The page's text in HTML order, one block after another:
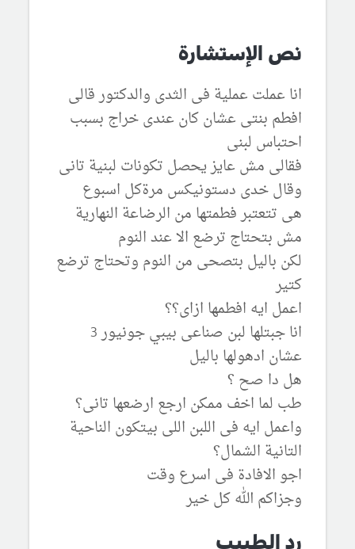
نص الإستشارة
انا عملت عملية فى الثدى والدكتور قالى
افطم بنتى عشان كان عندى خراج بسبب
احتباس لبنى
فقالى مش عايز يحصل تكونات لبنية تانى
وقال خدى دستونيكس مرةكل اسبوع
هى تتعتبر فطمتها من الرضاعة النهارية
مش بتحتاج ترضع الا عند النوم
لكن باليل بتصحى من النوم وتحتاج ترضع
كتير
اعمل ايه افطمها ازاى؟؟
انا جبتلها لبن صناعى بيبي جونيور 3
عشان ادهولها باليل
هل دا صح ؟
طب لما اخف ممكن ارجع ارضعها تانى؟
واعمل ايه فى اللبن اللى بيتكون الناحية
التانية الشمال؟
اجو الافادة فى اسرع وقت
وجزاكم الله كل خير
رد الطبيب